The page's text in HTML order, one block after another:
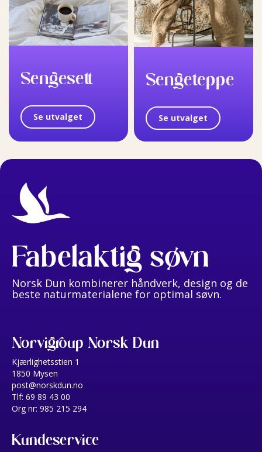
Sengesett
Se utvalget
Sengeteppe
Se utvalget
Fabelaktig søvn
Norsk Dun kombinerer håndverk, design og de
beste naturmaterialene for optimal søvn.
Norvigroup Norsk Dun
Kjærlighetsstien 1
1850 Mysen
post@norskdun.no
Tlf: 69 89 43 00
Org nr: 985 215 294
Kundeservice